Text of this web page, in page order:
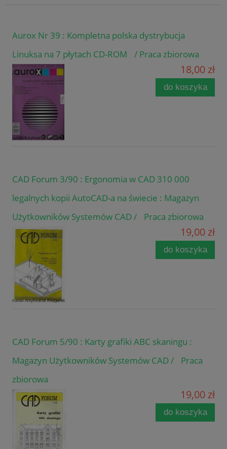
Aurox Nr 39 : Kompletna polska dystrybucja
Linuksa na 7 płytach CD-ROM / Praca zbiorowa
18,00 zł
do koszyka
CAD Forum 3/90 : Ergonomia w CAD 310 000
legalnych kopii AutoCAD-a na świecie : Magazyn
Użytkowników Systemów CAD / Praca zbiorowa
19,00 zł
do koszyka
CAD Forum 5/90 : Karty grafiki ABC skaningu :
Magazyn Użytkowników Systemów CAD / Praca
zbiorowa
19,00 zł
do koszyka